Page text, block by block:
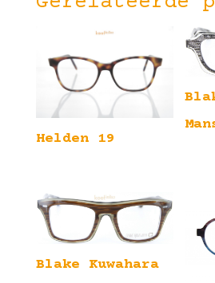
Helden 19
Blake Kuwahara